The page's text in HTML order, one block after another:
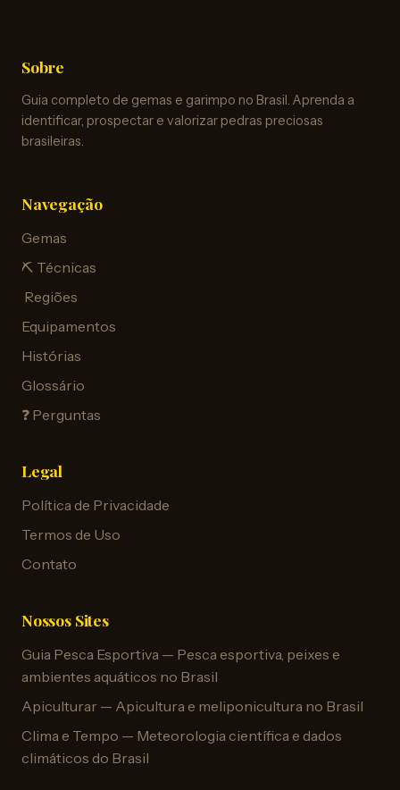
Sobre
Guia completo de gemas e garimpo no Brasil. Aprenda a
identificar, prospectar e valorizar pedras preciosas
brasileiras.
Navegação
Gemas
⛏️ Técnicas
️ Regiões
Equipamentos
Histórias
Glossário
❓ Perguntas
Legal
Política de Privacidade
Termos de Uso
Contato
Nossos Sites
Guia Pesca Esportiva — Pesca esportiva, peixes e
ambientes aquáticos no Brasil
Apiculturar — Apicultura e meliponicultura no Brasil
Clima e Tempo — Meteorologia científica e dados
climáticos do Brasil